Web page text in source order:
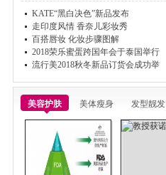
KATE“黑白决色”新品发布
走印度风情 香奈儿彩妆秀
百搭唇妆 化妆步骤图解
2018荣乐蜜蛋跨国年会于泰国举行
流行美2018秋冬新品订货会成功举
美容护肤 美体瘦身 发型靓发